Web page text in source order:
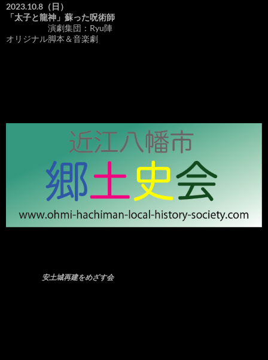
2023.10.8（日）
「太子と龍神」蘇った呪術師
演劇集団：Ryu陣
オリジナル脚本＆音楽劇
安土城再建をめざす会